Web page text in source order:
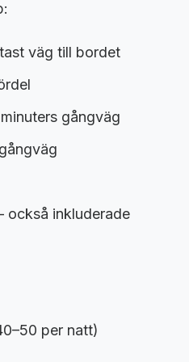
väg till bordet
gångväg
inkluderade
per natt)